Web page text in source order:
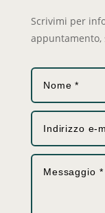
Scrivimi per
appuntamento,